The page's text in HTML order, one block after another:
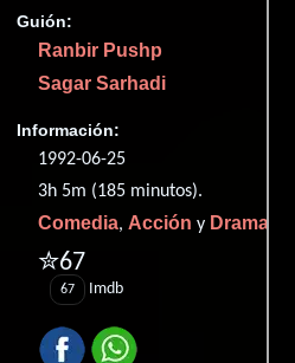
Guión:
Ranbir Pushp
Sagar Sarhadi
Información:
1992-06-25
3h 5m (185 minutos).
Comedia, Acción y Drama
✮67
67 Imdb